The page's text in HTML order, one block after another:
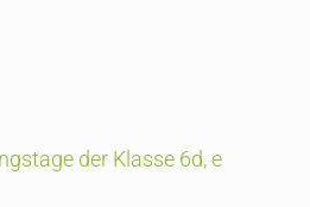
der Klasse 6d, e